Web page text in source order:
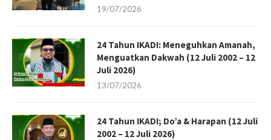
19/07/2026
24 Tahun IKADI: Meneguhkan Amanah,
Menguatkan Dakwah (12 Juli 2002 – 12
Juli 2026)
13/07/2026
24 Tahun IKADI; Do’a & Harapan (12 Juli
2002 – 12 Juli 2026)